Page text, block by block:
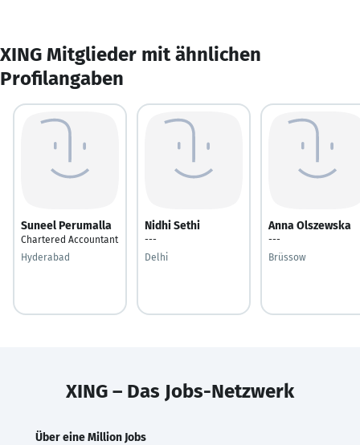
XING Mitglieder mit ähnlichen
Profilangaben
Suneel Perumalla
Chartered Accountant
Hyderabad
Nidhi Sethi
---
Delhi
Anna Olszewska
---
Brüssow
XING – Das Jobs-Netzwerk
Über eine Million Jobs